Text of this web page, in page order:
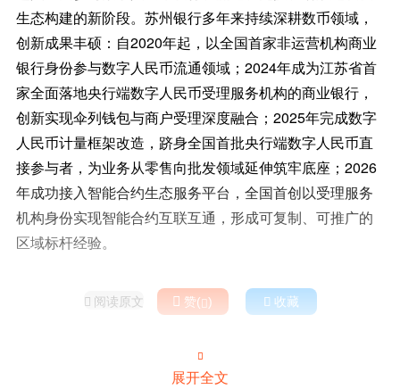
生态构建的新阶段。苏州银行多年来持续深耕数币领域，
创新成果丰硕：自2020年起，以全国首家非运营机构商业
银行身份参与数字人民币流通领域；2024年成为江苏省首
家全面落地央行端数字人民币受理服务机构的商业银行，
创新实现伞列钱包与商户受理深度融合；2025年完成数字
人民币计量框架改造，跻身全国首批央行端数字人民币直
接参与者，为业务从零售向批发领域延伸筑牢底座；2026
年成功接入智能合约生态服务平台，全国首创以受理服务
机构身份实现智能合约互联互通，形成可复制、可推广的
区域标杆经验。
 阅读原文  赞()  收藏

展开全文